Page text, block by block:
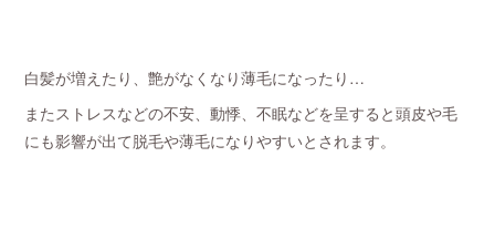
白髪が増えたり、艶がなくなり薄毛になったり…
またストレスなどの不安、動悸、不眠などを呈すると頭皮や毛
にも影響が出て脱毛や薄毛になりやすいとされます。